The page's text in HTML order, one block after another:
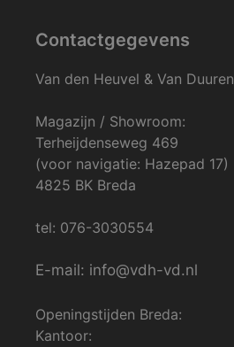
Contactgegevens
Van den Heuvel & Van Duuren
Magazijn / Showroom:
Terheijdenseweg 469
(voor navigatie: Hazepad 17)
4825 BK Breda
tel: 076-3030554
E-mail: info@vdh-vd.nl
Openingstijden Breda:
Kantoor: